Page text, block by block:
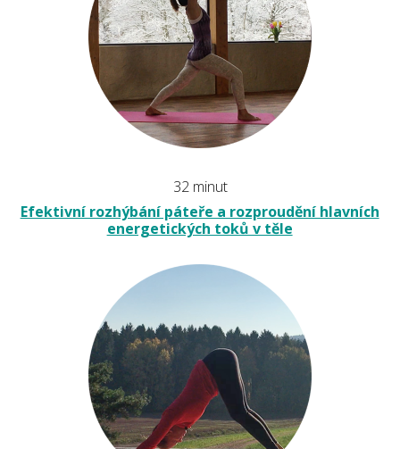
32 minut
Efektivní rozhýbání páteře a rozproudění hlavních
energetických toků v těle